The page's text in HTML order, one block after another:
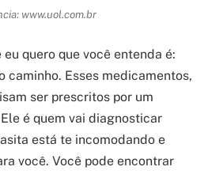
www.uol.com.br
quero que você entenda é:
caminho. Esses medicamentos,
ser prescritos por um
é quem vai diagnosticar
está te incomodando e
você. Você pode encontrar